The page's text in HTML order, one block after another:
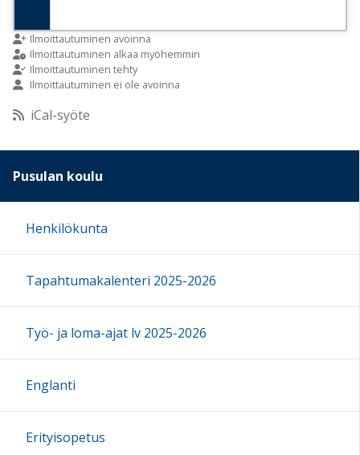
9:00
10:00
12:00
13:00
14:00
15:00
16:00
Ilmoittautuminen avoinna
Ilmoittautuminen alkaa myöhemmin
Ilmoittautuminen tehty
Ilmoittautuminen ei ole avoinna
iCal-syöte
Pusulan koulu
Henkilökunta
Tapahtumakalenteri 2025-2026
Työ- ja loma-ajat lv 2025-2026
Englanti
Erityisopetus